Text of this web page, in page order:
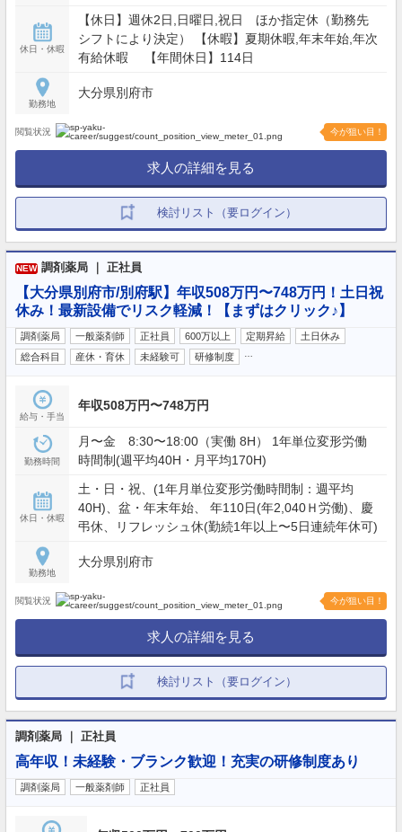
休日・休暇
【休日】週休2日,日曜日,祝日 ほか指定休（勤務先
シフトにより決定） 【休暇】夏期休暇,年末年始,年次
有給休暇 【年間休日】114日
勤務地
大分県別府市
閲覧状況 今が狙い目！
求人の詳細を見る
検討リスト（要ログイン）
NEW 調剤薬局 ｜ 正社員
【大分県別府市/別府駅】年収508万円〜748万円！土日祝
休み！最新設備でリスク軽減！【まずはクリック♪】
調剤薬局 一般薬剤師 正社員 600万以上 定期昇給
土日休み
総合科目
産休・育休 未経験可 研修制度
給与・手当
年収508万円〜748万円
勤務時間
月〜金 8:30〜18:00（実働 8H） 1年単位変形労働
時間制(週平均40H・月平均170H)
休日・休暇
土・日・祝、(1年月単位変形労働時間制：週平均
40H)、盆・年末年始、 年110日(年2,040Ｈ労働)、慶
弔休、リフレッシュ休(勤続1年以上〜5日連続年休可)
勤務地
大分県別府市
閲覧状況 今が狙い目！
求人の詳細を見る
検討リスト（要ログイン）
調剤薬局 ｜ 正社員
高年収！未経験・ブランク歓迎！充実の研修制度あり
調剤薬局 一般薬剤師 正社員